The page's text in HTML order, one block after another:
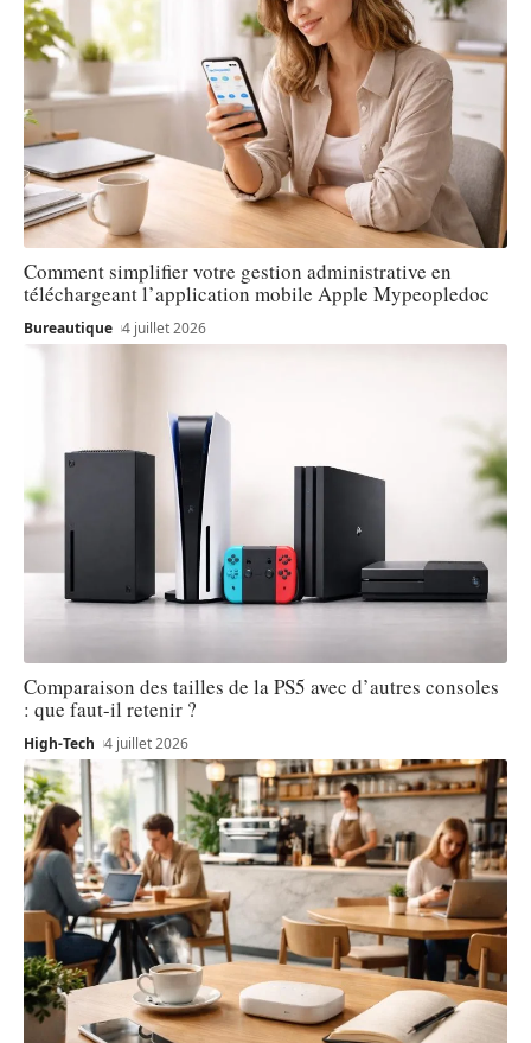
Comment simplifier votre gestion administrative en
téléchargeant l’application mobile Apple Mypeopledoc
Bureautique 4 juillet 2026
Comparaison des tailles de la PS5 avec d’autres consoles
: que faut-il retenir ?
High-Tech 4 juillet 2026